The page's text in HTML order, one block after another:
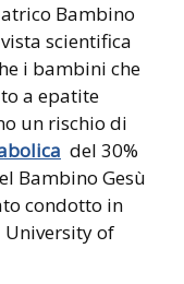
Bambino
scientifica
i bambini che
a epatite
un rischio di
del 30%
Bambino Gesù
condotto in
of